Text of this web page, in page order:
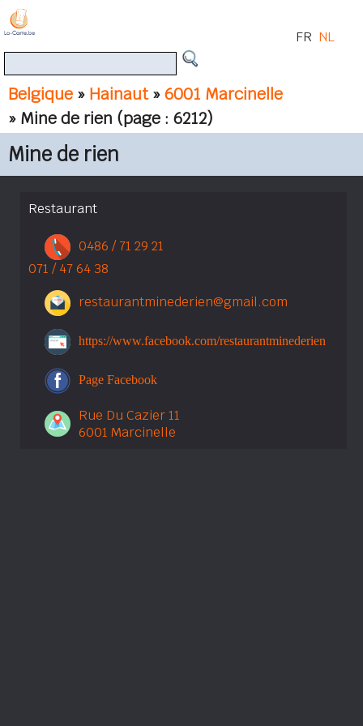
Belgique » Hainaut»6001 Marcinelle
» Mine de rien (page : 6212)
FR NL
Mine de rien
Restaurant
0486 / 71 29 21
071 / 47 64 38
restaurantminederien@gmail.com
https://www.facebook.com/restaurantminederien
Page Facebook
Rue Du Cazier 11
6001 Marcinelle